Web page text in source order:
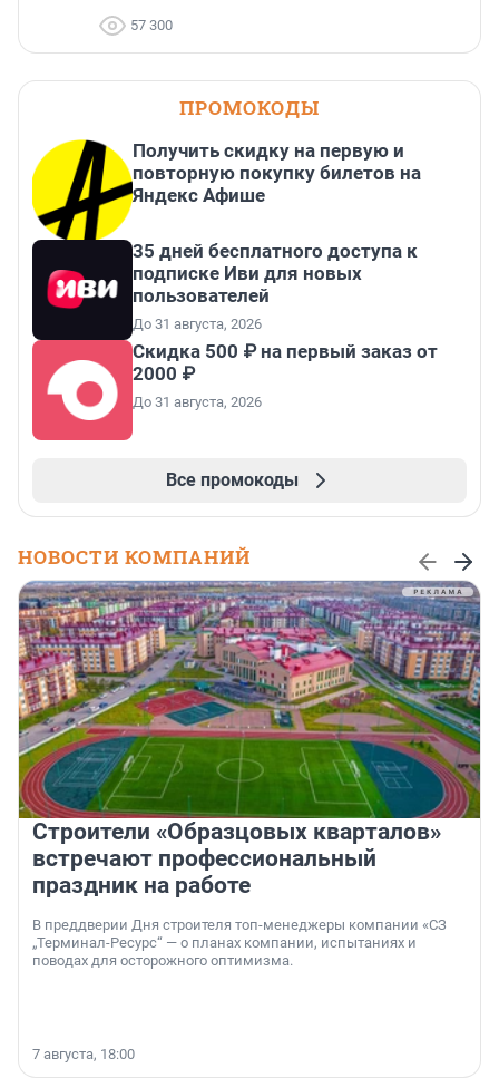
57 300
ПРОМОКОДЫ
Получить скидку на первую и
повторную покупку билетов на
Яндекс Афише
35 дней бесплатного доступа к
подписке Иви для новых
пользователей
До 31 августа, 2026
Скидка 500 ₽ на первый заказ от
2000 ₽
До 31 августа, 2026
Все промокоды
НОВОСТИ КОМПАНИЙ
Строители «Образцовых кварталов»
встречают профессиональный
праздник на работе
В преддверии Дня строителя топ-менеджеры компании «СЗ
„Терминал-Ресурс“ — о планах компании, испытаниях и
поводах для осторожного оптимизма.
7 августа, 18:00